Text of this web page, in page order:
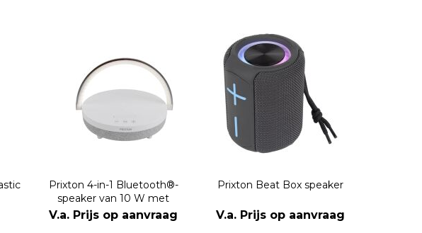
Prixton 4-in-1 Bluetooth®-
speaker van 10 W met
ledverlichting en draadloos
oplaadstation
V.a. Prijs op aanvraag
Prixton Beat Box speaker
V.a. Prijs op aanvraag